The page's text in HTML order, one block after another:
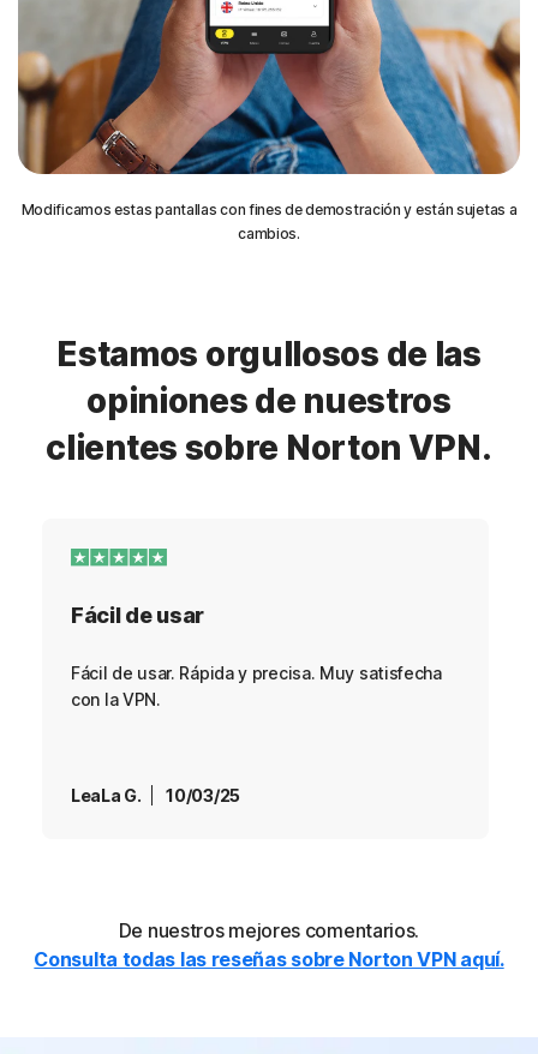
Modificamos estas pantallas con fines de demostración y están sujetas a
cambios.
Estamos orgullosos de las
opiniones de nuestros
clientes sobre Norton VPN.
Fácil de usar
Fácil de usar. Rápida y precisa. Muy satisfecha
con la VPN.
LeaLa G. 10/03/25
De nuestros mejores comentarios.
Consulta todas las reseñas sobre Norton VPN aquí.